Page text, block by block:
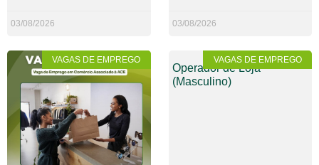
03/08/2026 03/08/2026
VAGAS DE EMPREGO VAGAS DE EMPREGO
Operador de Loja
(Masculino)